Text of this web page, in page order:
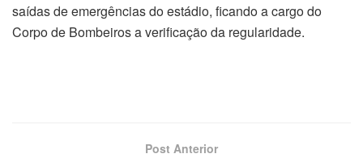
saídas de emergências do estádio, ficando a cargo do
Corpo de Bombeiros a verificação da regularidade.
Post Anterior